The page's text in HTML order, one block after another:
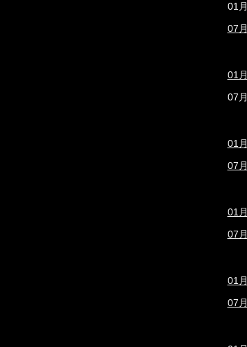
01月
07月
01月
07月
01月
07月
01月
07月
01月
07月